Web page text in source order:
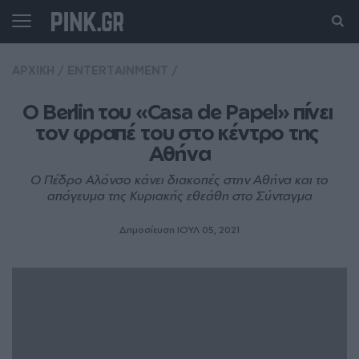
Ο Berlin του «Casa de Papel» πίνει
τον φραπέ του στο κέντρο της
Αθήνα
Ο Πέδρο Αλόνσο κάνει διακοπές στην Αθήνα και το
απόγευμα της Κυριακής εθεάθη στο Σύνταγμα
Δημοσίευση ΙΟΥΛ 05, 2021